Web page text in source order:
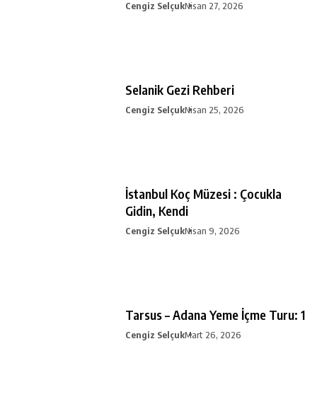
Cengiz SelçukNisan 27, 2026
Selanik Gezi Rehberi
Cengiz SelçukNisan 25, 2026
İstanbul Koç Müzesi : Çocukla
Gidin, Kendi
Cengiz SelçukNisan 9, 2026
Tarsus – Adana Yeme İçme Turu: 1
Cengiz SelçukMart 26, 2026